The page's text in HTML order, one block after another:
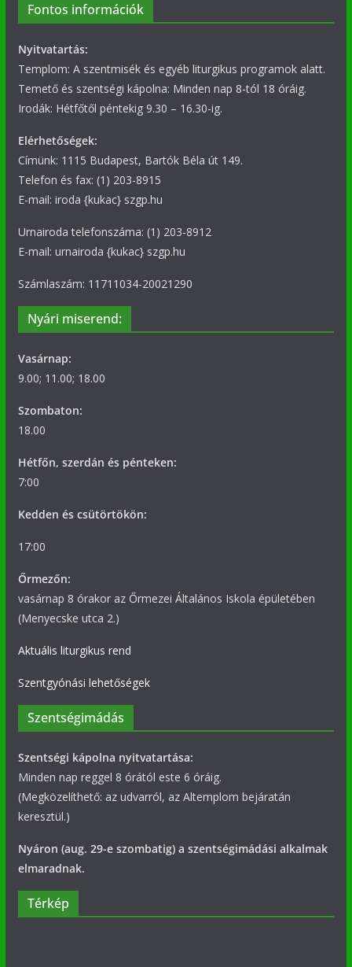
Fontos információk
Nyitvatartás:
Templom: A szentmisék és egyéb liturgikus programok alatt.
Temető és szentségi kápolna: Minden nap 8-tól 18 óráig.
Irodák: Hétfőtől péntekig 9.30 – 16.30-ig.
Elérhetőségek:
Címünk: 1115 Budapest, Bartók Béla út 149.
Telefon és fax: (1) 203-8915
E-mail: iroda {kukac} szgp.hu
Urnairoda telefonszáma: (1) 203-8912
E-mail: urnairoda {kukac} szgp.hu
Számlaszám: 11711034-20021290
Nyári miserend:
Vasárnap:
9.00; 11.00; 18.00
Szombaton:
18.00
Hétfőn, szerdán és pénteken:
7:00
Kedden és csütörtökön:
17:00
Őrmezőn:
vasárnap 8 órakor az Őrmezei Általános Iskola épületében
(Menyecske utca 2.)
Aktuális liturgikus rend
Szentgyónási lehetőségek
Szentségimádás
Szentségi kápolna nyitvatartása:
Minden nap reggel 8 órától este 6 óráig.
(Megközelíthető: az udvarról, az Altemplom bejáratán
keresztül.)
Nyáron (aug. 29-e szombatig) a szentségimádási alkalmak
elmaradnak.
Térkép